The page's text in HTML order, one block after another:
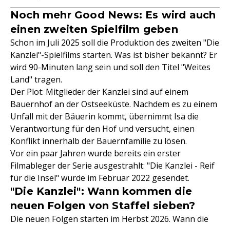
Noch mehr Good News: Es wird auch
einen zweiten Spielfilm geben
Schon im Juli 2025 soll die Produktion des zweiten "Die
Kanzlei"-Spielfilms starten. Was ist bisher bekannt? Er
wird 90-Minuten lang sein und soll den Titel "Weites
Land" tragen.
Der Plot: Mitglieder der Kanzlei sind auf einem
Bauernhof an der Ostseeküste. Nachdem es zu einem
Unfall mit der Bäuerin kommt, übernimmt Isa die
Verantwortung für den Hof und versucht, einen
Konflikt innerhalb der Bauernfamilie zu lösen.
Vor ein paar Jahren wurde bereits ein erster
Filmableger der Serie ausgestrahlt: "Die Kanzlei - Reif
für die Insel" wurde im Februar 2022 gesendet.
"Die Kanzlei": Wann kommen die
neuen Folgen von Staffel sieben?
Die neuen Folgen starten im Herbst 2026. Wann die